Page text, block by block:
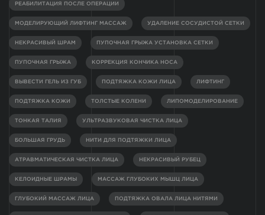
РЕАБИЛИТАЦИЯ ПОСЛЕ ОПЕРАЦИИ
МОДЕЛИРУЮЩИЙ ЛИФТИНГ МАССАЖ УДАЛЕНИЕ СОСУДИСТОЙ СЕТКИ
НЕКРАСИВЫЙ ШРАМ ПУПОЧНАЯ ГРЫЖА УСТАНОВКА СЕТКИ
ПУПОЧНАЯ ГРЫЖА КОРРЕКЦИЯ КОНЧИКА НОСА
ВЫВЕСТИ ГЕЛЬ ИЗ ГУБ ПОДТЯЖКА КОЖИ ЛИЦА ЛИФТИНГ
ПОДТЯЖКА КОЖИ ТОЛСТЫЕ КОЛЕНИ ЛИПОМОДЕЛИРОВАНИЕ
ТОНКАЯ ТАЛИЯ УЛЬТРАЗВУКОВАЯ ЧИСТКА ЛИЦА
БОЛЬШАЯ ГРУДЬ НИТИ ДЛЯ ПОДТЯЖКИ ЛИЦА
АТРАВМАТИЧЕСКАЯ ЧИСТКА ЛИЦА НЕКРАСИВЫЙ РУБЕЦ
КЕЛОИДНЫЕ ШРАМЫ МАССАЖ ГЛУБОКИХ МЫШЦ ЛИЦА
ГЛУБОКИЙ МАССАЖ ЛИЦА ПОДТЯЖКА ОВАЛА ЛИЦА НИТЯМИ